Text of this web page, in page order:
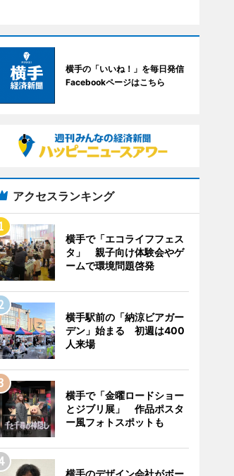
横手の「いいね！」を毎日発信
Facebookページはこちら
アクセスランキング
横手で「エコライフフェス
タ」 親子向け体験会やゲ
ームで環境問題啓発
横手駅前の「納涼ビアガー
デン」始まる 初週は400
人来場
横手で「金曜ロードショー
とジブリ展」 作品ポスタ
ー風フォトスポットも
横手のデザイン会社がボー